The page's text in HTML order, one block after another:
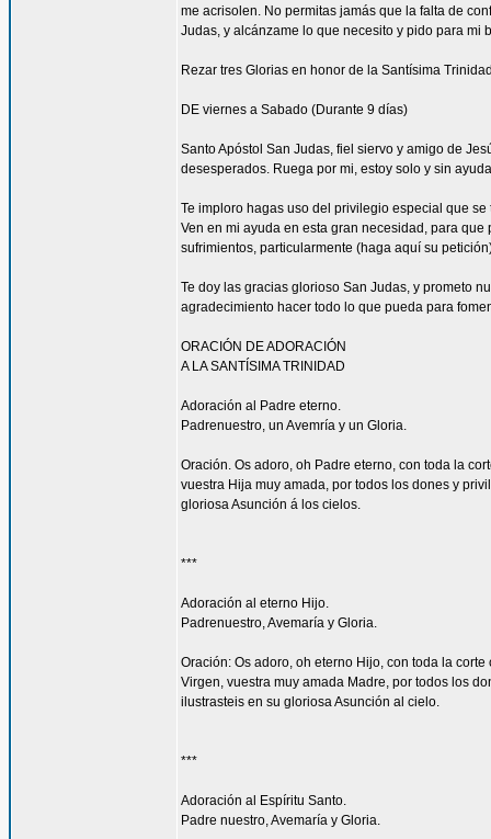
me acrisolen. No permitas jamás que la falta de
Judas, y alcánzame lo que necesito y pido para mi
Rezar tres Glorias en honor de la Santísima
DE viernes a Sabado (Durante 9 días)
Santo Apóstol San Judas, fiel siervo y amigo de
desesperados. Ruega por mi, estoy solo y sin
Te imploro hagas uso del privilegio especial que
Ven en mi ayuda en esta gran necesidad, para
sufrimientos, particularmente (haga aquí su
Te doy las gracias glorioso San Judas, y prometo
agradecimiento hacer todo lo que pueda para
ORACIÓN DE ADORACIÓN
A LA SANTÍSIMA TRINIDAD
Adoración al Padre eterno.
Padrenuestro, un Avemría y un Gloria.
Oración. Os adoro, oh Padre eterno, con toda la
vuestra Hija muy amada, por todos los dones y
gloriosa Asunción á los cielos.
***
Adoración al eterno Hijo.
Padrenuestro, Avemaría y Gloria.
Oración: Os adoro, oh eterno Hijo, con toda la
Virgen, vuestra muy amada Madre, por todos los
ilustrasteis en su gloriosa Asunción al cielo.
***
Adoración al Espíritu Santo.
Padre nuestro, Avemaría y Gloria.